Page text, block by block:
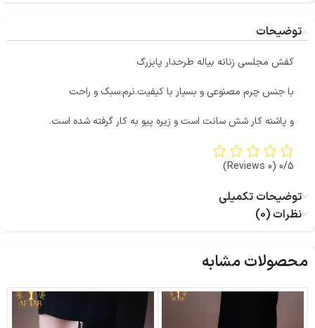
توضیحات
کفش مجلسی زنانه بیاله طرحدار پابزرگ
با جنس چرم مصنوعی و بسیار با کیفیت.نرم.سبک و راحت
و پاشنه کار شش سانت است و زیره پیو به کار گرفته شده است.
0/5
(0 Reviews)
توضیحات تکمیلی
نظرات (0)
محصولات مشابه